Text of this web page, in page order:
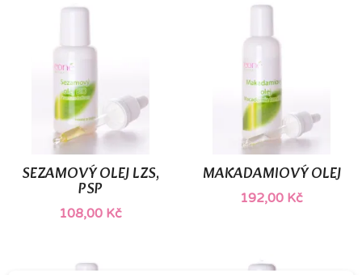
SEZAMOVÝ OLEJ LZS,
PSP
108,00 Kč
MAKADAMIOVÝ OLEJ
192,00 Kč